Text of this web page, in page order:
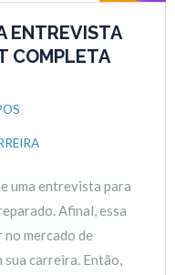
ENTREVISTA
COMPLETA
uma entrevista para
Afinal, essa
no mercado de
sua carreira. Então,